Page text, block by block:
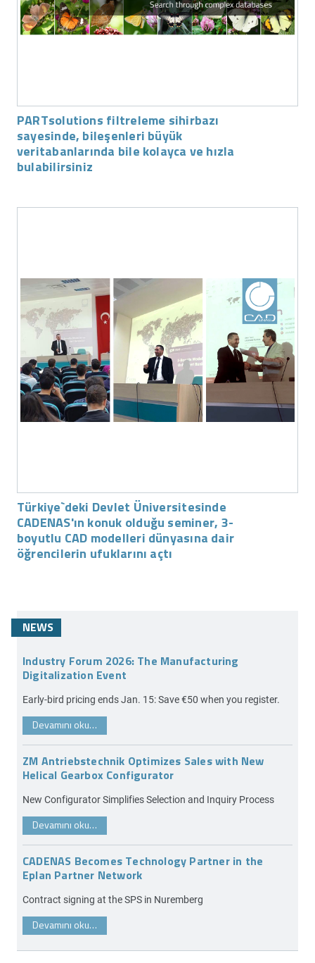
PARTsolutions filtreleme sihirbazı
sayesinde, bileşenleri büyük
veritabanlarında bile kolayca ve hızla
bulabilirsiniz
Türkiye`deki Devlet Üniversitesinde
CADENAS'ın konuk olduğu seminer, 3-
boyutlu CAD modelleri dünyasına dair
öğrencilerin ufuklarını açtı
NEWS
Industry Forum 2026: The Manufacturing
Digitalization Event
Early-bird pricing ends Jan. 15: Save €50 when you register.
Devamını oku…
ZM Antriebstechnik Optimizes Sales with New
Helical Gearbox Configurator
New Configurator Simplifies Selection and Inquiry Process
Devamını oku…
CADENAS Becomes Technology Partner in the
Eplan Partner Network
Contract signing at the SPS in Nuremberg
Devamını oku…